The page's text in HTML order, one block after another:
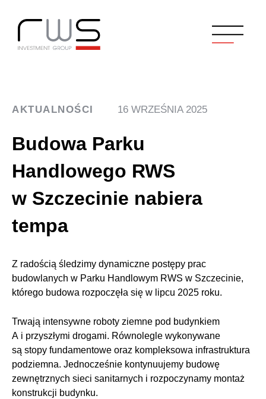
AKTUALNOŚCI 16 WRZEŚNIA 2025
Budowa Parku
Handlowego RWS
w Szczecinie nabiera
tempa
Z radością śledzimy dynamiczne postępy prac
budowlanych w Parku Handlowym RWS w Szczecinie,
którego budowa rozpoczęła się w lipcu 2025 roku.
Trwają intensywne roboty ziemne pod budynkiem
A i przyszłymi drogami. Równolegle wykonywane
są stopy fundamentowe oraz kompleksowa infrastruktura
podziemna. Jednocześnie kontynuujemy budowę
zewnętrznych sieci sanitarnych i rozpoczynamy montaż
konstrukcji budynku.